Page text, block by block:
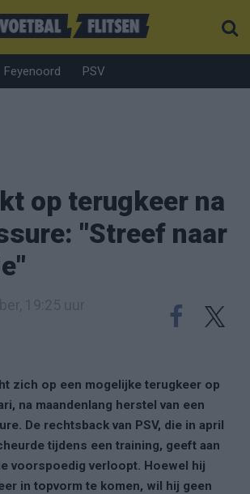
Feyenoord PSV
op terugkeer na
"Streef naar
zich op een mogelijke terugkeer op
na maandenlang herstel van een
De rechtsback van PSV, die in april
tijdens een training, geeft aan
voorspoedig verloopt. Hoewel hij
in topvorm te komen, wil hij geen